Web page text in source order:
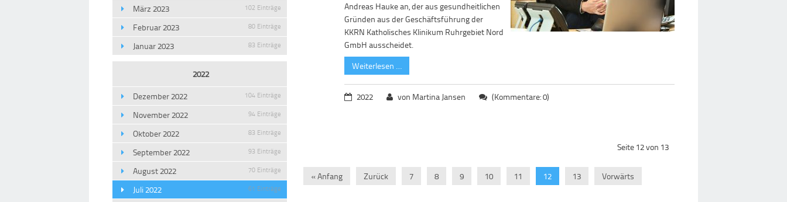
Andreas Hauke an, der aus gesundheitlichen
Gründen aus der Geschäftsführung der
KKRN Katholisches Klinikum Ruhrgebiet Nord
GmbH ausscheidet.
Weiterlesen …
2022 von Martina Jansen (Kommentare: 0)
Seite 12 von 13
« Anfang Zurück 7 8 9 10 11 12 13 Vorwärts
März 2023 102 Einträge
Februar 2023 80 Einträge
Januar 2023 83 Einträge
2022
Dezember 2022
104 Einträge
November 2022 94 Einträge
Oktober 2022 83 Einträge
September 2022 93 Einträge
August 2022 70 Einträge
Juli 2022 61 Einträge